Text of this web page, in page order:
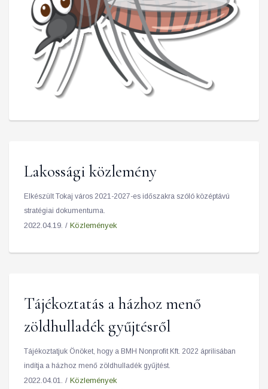
Lakossági közlemény
Elkészült Tokaj város 2021-2027-es időszakra szóló középtávú
stratégiai dokumentuma.
2022.04.19. / Közlemények
Tájékoztatás a házhoz menő
zöldhulladék gyűjtésről
Tájékoztatjuk Önöket, hogy a BMH Nonprofit Kft. 2022 áprilisában
indítja a házhoz menő zöldhulladék gyűjtést.
2022.04.01. / Közlemények